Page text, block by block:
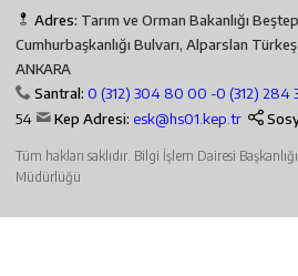
Adres: Tarım ve Orman Bakanlığı
Cumhurbaşkanlığı Bulvarı, Alparslan
ANKARA
Santral: 0 (312) 304 80 00 -0 (312) 284
54
Kep Adresi: esk@hs01.kep.tr
Tüm hakları saklıdır. Bilgi İşlem Dairesi
Müdürlüğü